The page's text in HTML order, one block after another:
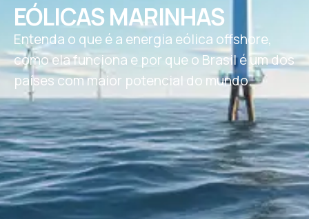
EÓLICAS MARINHAS
Entenda o que é a energia eólica offshore,
como ela funciona e por que o Brasil é um dos
países com maior potencial do mundo.